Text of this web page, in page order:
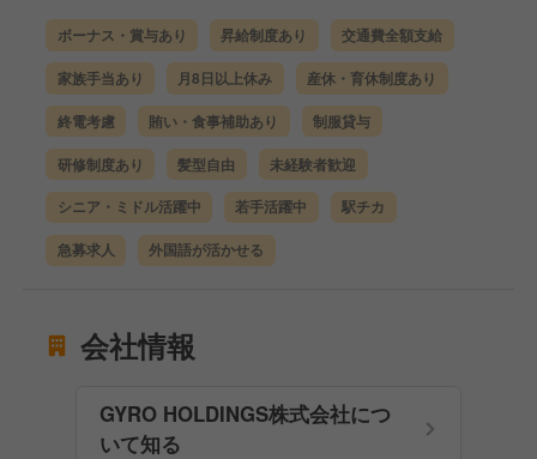
ボーナス・賞与あり 昇給制度あり 交通費全額支給
家族手当あり 月8日以上休み 産休・育休制度あり
終電考慮 賄い・食事補助あり 制服貸与
研修制度あり 髪型自由 未経験者歓迎
シニア・ミドル活躍中 若手活躍中 駅チカ
急募求人 外国語が活かせる
会社情報
GYRO HOLDINGS株式会社につ
いて知る